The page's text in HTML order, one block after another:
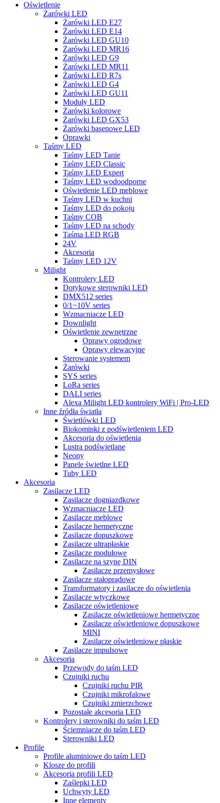
Oświetlenie
Żarówki LED
Żarówki LED E27
Żarówki LED E14
Żarówki LED GU10
Żarówki LED MR16
Żarówki LED G9
Żarówki LED MR11
Żarówki LED R7s
Żarówki LED G4
Żarówki LED GU11
Moduły LED
Żarówki kolorowe
Żarówki LED GX53
Żarówki basenowe LED
Oprawki
Taśmy LED
Taśmy LED Tanie
Taśmy LED Classic
Taśmy LED Expert
Taśmy LED wodoodporne
Oświetlenie LED meblowe
Taśmy LED w kuchni
Taśmy LED do pokoju
Taśmy COB
Taśmy LED na schody
Taśma LED RGB
24V
Akcesoria
Taśmy LED 12V
Milight
Kontrolery LED
Dotykowe sterowniki LED
DMX512 series
0/1~10V series
Wzmacniacze LED
Downlight
Oświetlenie zewnętrzne
Oprawy ogrodowe
Oprawy elewacyjne
Sterowanie systemem
Żarówki
SYS series
LoRa series
DALI series
Alexa Milight LED kontrolery WiFi | Pro-LED
Inne źródła światła
Świetlówki LED
Biokominki z podświetleniem LED
Akcesoria do oświetlenia
Lustra podświetlane
Neony
Panele świetlne LED
Tuby LED
Akcesoria
Zasilacze LED
Zasilacze dogniazdkowe
Wzmacniacze LED
Zasilacze meblowe
Zasilacze hermetyczne
Zasilacze dopuszkowe
Zasilacze ultrapłaskie
Zasilacze modułowe
Zasilacze na szynę DIN
Zasilacze przemysłowe
Zasilacze stałoprądowe
Transformatory i zasilacze do oświetlenia
Zasilacze wtyczkowe
Zasilacze oświetleniowe
Zasilacze oświetleniowe hermetyczne
Zasilacze oświetleniowe dopuszkowe
MINI
Zasilacze oświetleniowe płaskie
Zasilacze impulsowe
Akcesoria
Przewody do taśm LED
Czujniki ruchu
Czujniki ruchu PIR
Czujniki mikrofalowe
Czujniki zmierzchowe
Pozostałe akcesoria LED
Kontrolery i sterowniki do taśm LED
Ściemniacze do taśm LED
Sterowniki LED
Profile
Profile aluminiowe do taśm LED
Klosze do profili
Akcesoria profili LED
Zaślepki LED
Uchwyty LED
Inne elementy